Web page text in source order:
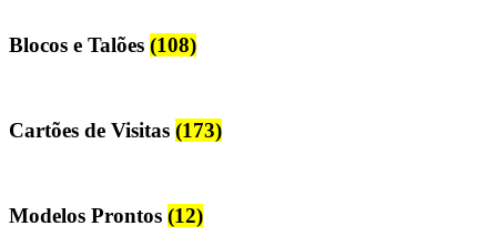
Blocos e Talões (108)
Cartões de Visitas (173)
Modelos Prontos (12)